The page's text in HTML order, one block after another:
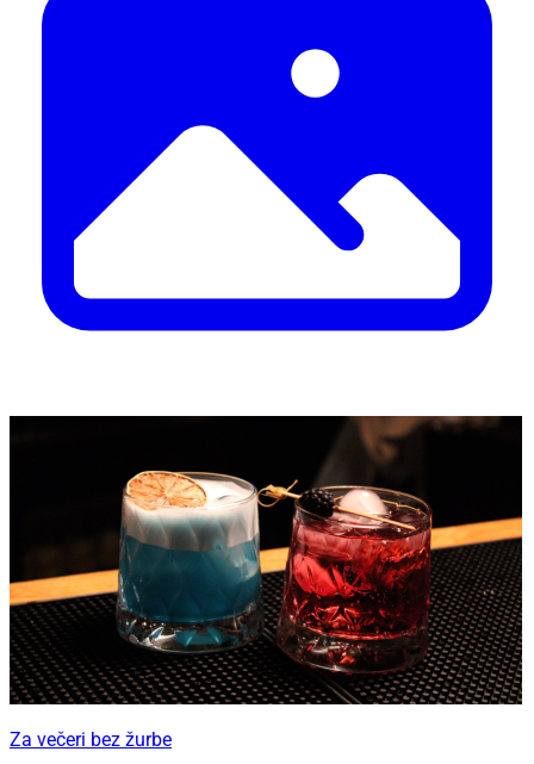
Za večeri bez žurbe